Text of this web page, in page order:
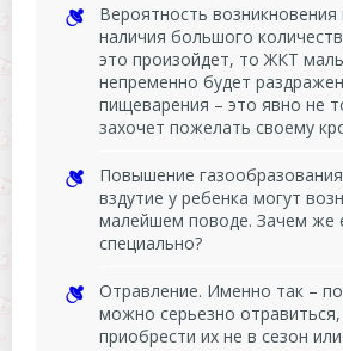
Вероятность возникновения
наличия большого
это произойдет, то ЖКТ
непременно будет
пищеварения – это явно не
захочет пожелать своему
Повышение
вздутие у ребенка могут
малейшем поводе. Зачем же
специально?
Отравление. Именно так –
можно серьезно отравиться,
приобрести их не в сезон